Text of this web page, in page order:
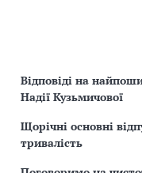
Відповіді на
Надії Кузьмичової
Щорічні основні
тривалість